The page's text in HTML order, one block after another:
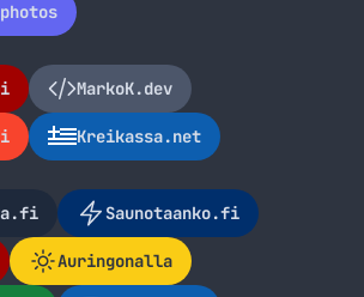
MarkoK.dev
Kreikassa.net
Saunotaanko.fi
Auringonalla